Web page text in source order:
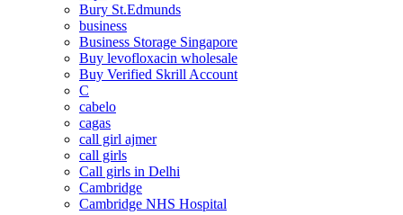
Bury St.Edmunds
business
Business Storage Singapore
Buy levofloxacin wholesale
Buy Verified Skrill Account
C
cabelo
cagas
call girl ajmer
call girls
Call girls in Delhi
Cambridge
Cambridge NHS Hospital